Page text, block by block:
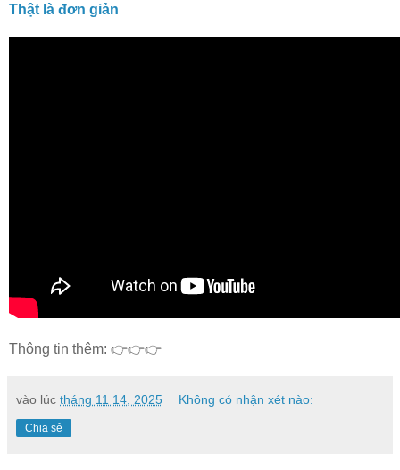
Thật là đơn giản
Thông tin thêm: 👉👉👉
vào lúc tháng 11 14, 2025 Không có nhận xét nào:
Chia sẻ